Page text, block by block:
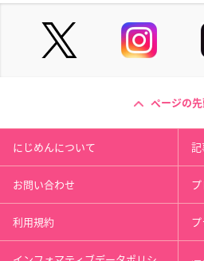
ページの
にじめんについて 記
お問い合わせ
利用規約